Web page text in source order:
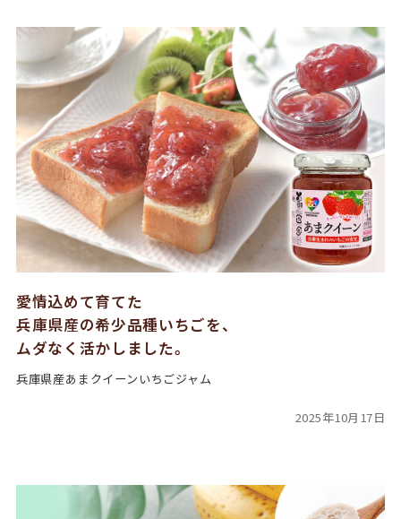
愛情込めて育てた
兵庫県産の希少品種いちごを、
ムダなく活かしました。
兵庫県産あまクイーンいちごジャム
2025年10月17日